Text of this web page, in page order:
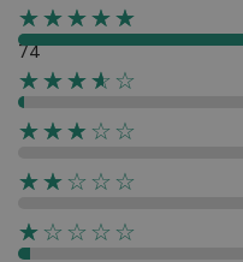
☆☆☆☆☆
★★★★★
74
☆☆☆☆☆
★★★★
☆☆☆☆☆
★★★
☆☆☆☆☆
★★
☆☆☆☆☆
★